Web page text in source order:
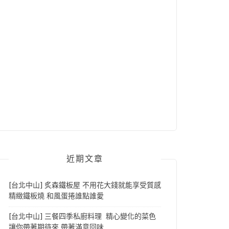
近期文章
[台北中山] 炙森鐵板屋 不用花大錢就能享受質感
精緻鐵板燒 和風蛋捲誰點誰愛
[台北中山] 三餐四季私廚料理 精心變化的菜色
讓你帶著期待來 帶著滿意回味